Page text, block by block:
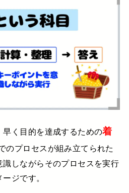
早く目的を達成するための着
のプロセスが組み立てられた
しながらそのプロセスを実行
ジです。